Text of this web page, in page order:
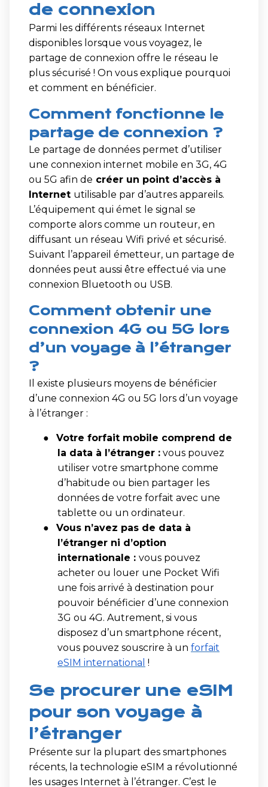
de connexion
Parmi les différents réseaux Internet
disponibles lorsque vous voyagez, le
partage de connexion offre le réseau le
plus sécurisé ! On vous explique pourquoi
et comment en bénéficier.
Comment fonctionne le
partage de connexion ?
Le partage de données permet d’utiliser
une connexion internet mobile en 3G, 4G
ou 5G afin de créer un point d’accès à
Internet utilisable par d’autres appareils.
L’équipement qui émet le signal se
comporte alors comme un routeur, en
diffusant un réseau Wifi privé et sécurisé.
Suivant l’appareil émetteur, un partage de
données peut aussi être effectué via une
connexion Bluetooth ou USB.
Comment obtenir une
connexion 4G ou 5G lors
d’un voyage à l’étranger
?
Il existe plusieurs moyens de bénéficier
d’une connexion 4G ou 5G lors d’un voyage
à l’étranger :
●
Votre forfait mobile comprend de
la data à l’étranger : vous pouvez
utiliser votre smartphone comme
d’habitude ou bien partager les
données de votre forfait avec une
tablette ou un ordinateur.
●
Vous n’avez pas de data à
l’étranger ni d’option
internationale : vous pouvez
acheter ou louer une Pocket Wifi
une fois arrivé à destination pour
pouvoir bénéficier d’une connexion
3G ou 4G. Autrement, si vous
disposez d’un smartphone récent,
vous pouvez souscrire à un forfait
eSIM international !
Se procurer une eSIM
pour son voyage à
l’étranger
Présente sur la plupart des smartphones
récents, la technologie eSIM a révolutionné
les usages Internet à l’étranger. C’est le